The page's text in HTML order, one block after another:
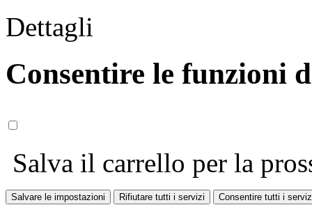
Dettagli
Consentire le funzioni
Salva il carrello per la
Salvare le impostazioni Rifiutare tutti i servizi Consentire tutti i